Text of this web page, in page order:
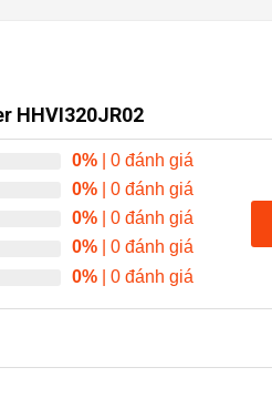
HHVI320JR02
0% | 0 đánh giá
0% | 0 đánh giá
0% | 0 đánh giá
0% | 0 đánh giá
0% | 0 đánh giá